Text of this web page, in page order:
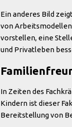
Ein anderes Bild
von
vorstellen, eine
und Privatleben
In Zeiten des
Kindern ist dieser
Bereitstellung von